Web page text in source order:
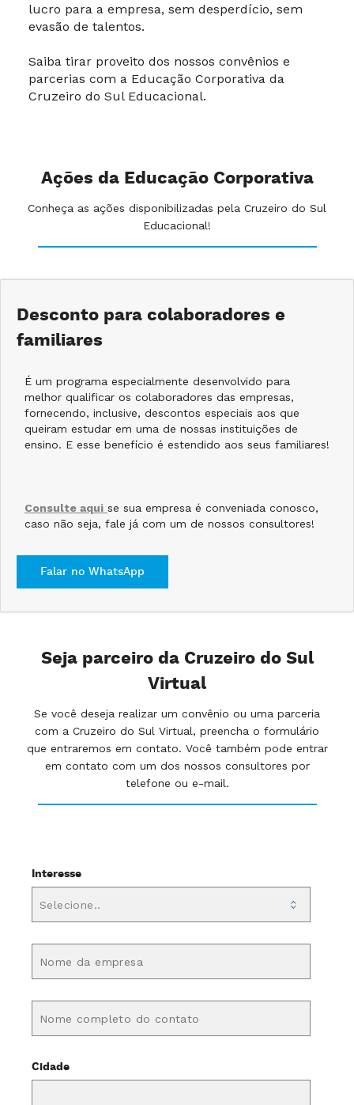
lucro para a empresa, sem desperdício, sem
evasão de talentos.
Saiba tirar proveito dos nossos convênios e
parcerias com a Educação Corporativa da
Cruzeiro do Sul Educacional.
Ações da Educação Corporativa
Conheça as ações disponibilizadas pela Cruzeiro do Sul
Educacional!
Desconto para colaboradores e
familiares
É um programa especialmente desenvolvido para
melhor qualificar os colaboradores das empresas,
fornecendo, inclusive, descontos especiais aos que
queiram estudar em uma de nossas instituições de
ensino. E esse benefício é estendido aos seus familiares!
Consulte aqui se sua empresa é conveniada conosco,
caso não seja, fale já com um de nossos consultores!
Falar no WhatsApp
Seja parceiro da Cruzeiro do Sul
Virtual
Se você deseja realizar um convênio ou uma parceria
com a Cruzeiro do Sul Virtual, preencha o formulário
que entraremos em contato. Você também pode entrar
em contato com um dos nossos consultores por
telefone ou e-mail.
Interesse
Cidade